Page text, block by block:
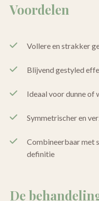
Voordelen
Vollere en strakker
Blijvend gestyled
Ideaal voor dunne of
Symmetrischer en
Combineerbaar met
definitie
De